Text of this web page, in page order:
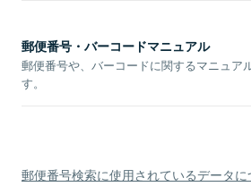
郵便番号・バーコードマニュアル
郵便番号や、バーコードに関するマニュア
す。
郵便番号検索に使用されているデータに